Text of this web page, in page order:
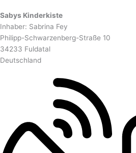
Sabys Kinderkiste
Inhaber: Sabrina Fey
Philipp-Schwarzenberg-Straße 10
34233 Fuldatal
Deutschland